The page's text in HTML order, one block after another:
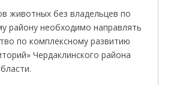
животных без владельцев по
району необходимо направлять
по комплексному развитию
Чердаклинского района